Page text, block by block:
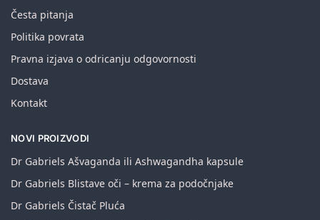
Česta pitanja
Politika povrata
Pravna izjava o odricanju odgovornosti
Dostava
Kontakt
NOVI PROIZVODI
Dr Gabriels Ašvaganda ili Ashwagandha kapsule
Dr Gabriels Blistave oči – krema za podočnjake
Dr Gabriels Čistač Pluća